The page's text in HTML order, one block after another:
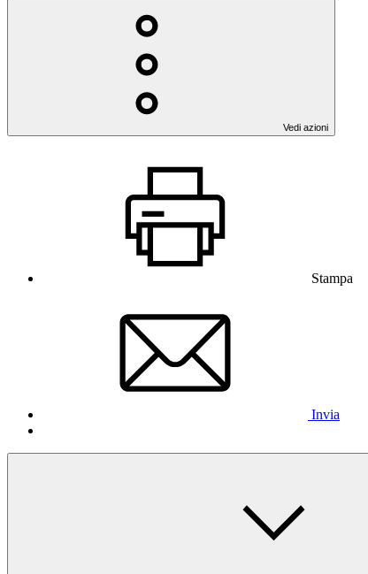
Vedi azioni
Stampa
Invia